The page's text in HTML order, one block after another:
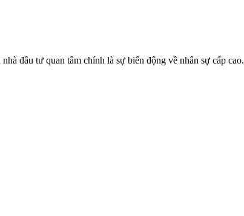
đầu tư quan tâm chính là sự biến động về nhân sự cấp cao.